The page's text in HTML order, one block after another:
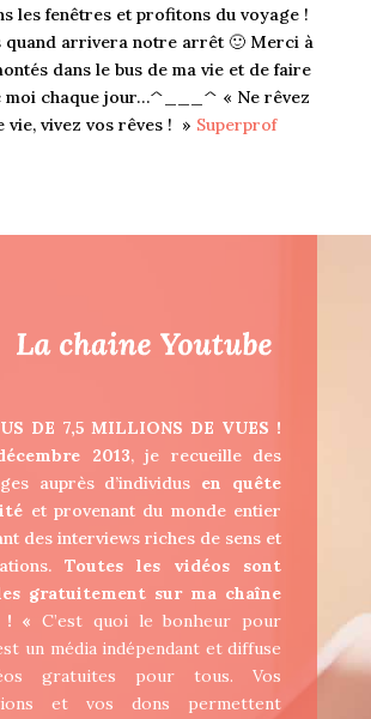
les fenêtres et profitons du voyage !
quand arrivera notre arrêt 🙂 Merci à
dans le bus de ma vie et de faire
moi chaque jour…^___^ « Ne rêvez
vie, vivez vos rêves ! » Superprof
DE 7,5 MILLIONS DE VUES !
2013, je recueille des
auprès d’individus en quête
et provenant du monde entier
des interviews riches de sens et
Toutes les vidéos sont
gratuitement sur ma chaîne
! «C’est quoi le bonheur pour
un média indépendant et diffuse
gratuites pour tous. Vos
et vos dons permettent